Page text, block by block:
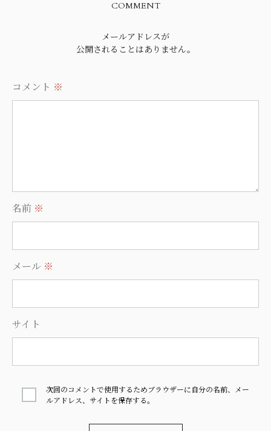
COMMENT
メールアドレスが
公開されることはありません。
コメント ※
名前 ※
メール ※
サイト
次回のコメントで使用するためブラウザーに自分の名前、メー
ルアドレス、サイトを保存する。